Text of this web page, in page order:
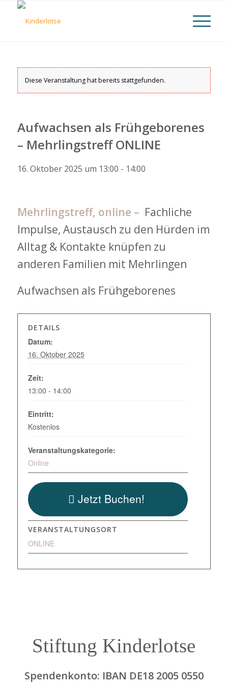
Diese Veranstaltung hat bereits stattgefunden.
Aufwachsen als Frühgeborenes
– Mehrlingstreff ONLINE
16. Oktober 2025 um 13:00 - 14:00
Mehrlingstreff, online – Fachliche
Impulse, Austausch zu den Hürden im
Alltag & Kontakte knüpfen zu
anderen Familien mit Mehrlingen
Aufwachsen als Frühgeborenes
DETAILS
Datum:
16. Oktober 2025
Zeit:
13:00 - 14:00
Eintritt:
Kostenlos
Veranstaltungskategorie:
Online
VERANSTALTUNGSORT
ONLINE
Jetzt Buchen!
Stiftung Kinderlotse
Spendenkonto: IBAN DE18 2005 0550